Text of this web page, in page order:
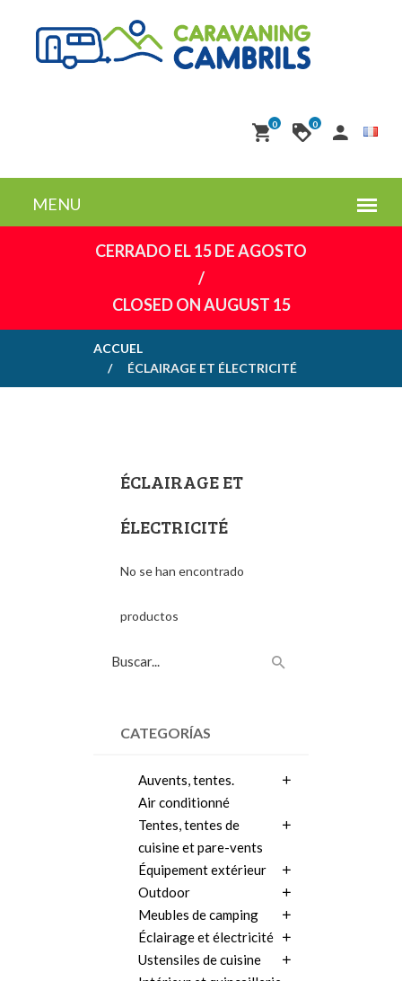
0 0
CERRADO EL 15 DE AGOSTO
/
CLOSED ON AUGUST 15
ACCUEL
ÉCLAIRAGE ET ÉLECTRICITÉ
ÉCLAIRAGE ET
ÉLECTRICITÉ
No se han encontrado
productos
CATEGORÍAS
Auvents, tentes.
Air conditionné
Tentes, tentes de
cuisine et pare-vents
Équipement extérieur
Outdoor
Meubles de camping
Éclairage et électricité
Ustensiles de cuisine